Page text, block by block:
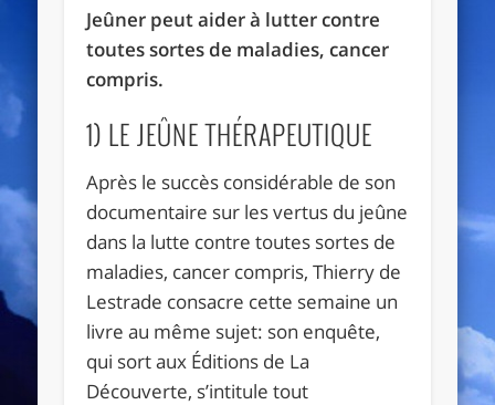
Jeûner peut aider à lutter contre
toutes sortes de maladies, cancer
compris.
1) LE JEÛNE THÉRAPEUTIQUE
Après le succès considérable de son
documentaire sur les vertus du jeûne
dans la lutte contre toutes sortes de
maladies, cancer compris, Thierry de
Lestrade consacre cette semaine un
livre au même sujet: son enquête,
qui sort aux Éditions de La
Découverte, s’intitule tout